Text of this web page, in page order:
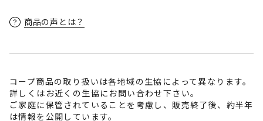
商品の声とは？
コープ商品の取り扱いは各地域の生協によって異なります。
詳しくはお近くの生協にお問い合わせ下さい。
ご家庭に保管されていることを考慮し、販売終了後、約半年
は情報を公開しています。